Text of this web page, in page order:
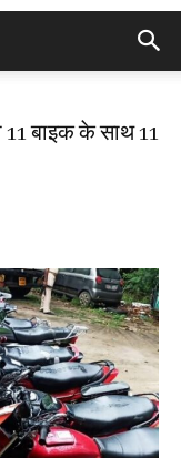
11 बाइक के साथ 11